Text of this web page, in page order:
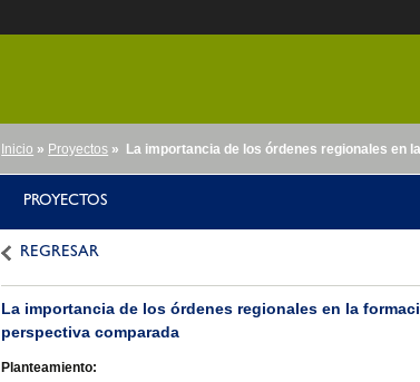
Inicio » Proyectos » La importancia de los órdenes regionales en
PROYECTOS
REGRESAR
La importancia de los órdenes regionales en la
perspectiva comparada
Planteamiento: